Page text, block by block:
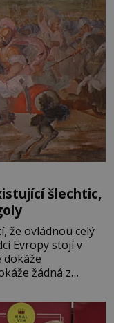
šlechtic,
že ovládnou celý
Evropy stojí v
dokáže
žádná z
1223 postupují